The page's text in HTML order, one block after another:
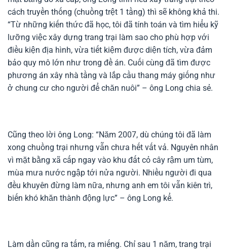
cách truyền thống (chuồng trệt 1 tầng) thì sẽ không khả thi.
“Từ những kiến thức đã học, tôi đã tính toán và tìm hiểu kỹ
lưỡng việc xây dựng trang trại làm sao cho phù hợp với
điều kiện địa hình, vừa tiết kiệm được diện tích, vừa đảm
bảo quy mô lớn như trong đề án. Cuối cùng đã tìm được
phương án xây nhà tầng và lắp cầu thang máy giống như
ở chung cư cho người để chăn nuôi” – ông Long chia sẻ.
Cũng theo lời ông Long: “Năm 2007, dù chúng tôi đã làm
xong chuồng trại nhưng vẫn chưa hết vất vả. Nguyên nhân
vì mặt bằng xã cấp ngay vào khu đất cỏ cây rậm um tùm,
mùa mưa nước ngập tới nửa người. Nhiều người đi qua
đều khuyên đừng làm nữa, nhưng anh em tôi vẫn kiên trì,
biến khó khăn thành động lực” – ông Long kể.
Làm dần cũng ra tấm, ra miếng. Chỉ sau 1 năm, trang trại